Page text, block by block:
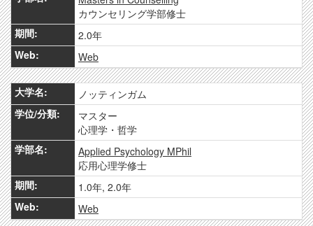
カウンセリング学部修士
2.0年
Web
ノッティンガム
マスター
心理学・哲学
Applied Psychology MPhil
応用心理学修士
1.0年, 2.0年
Web